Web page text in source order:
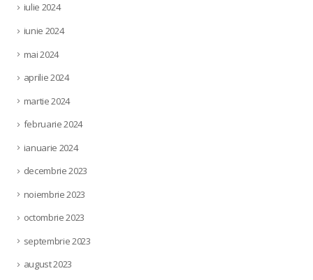
iulie 2024
iunie 2024
mai 2024
aprilie 2024
martie 2024
februarie 2024
ianuarie 2024
decembrie 2023
noiembrie 2023
octombrie 2023
septembrie 2023
august 2023